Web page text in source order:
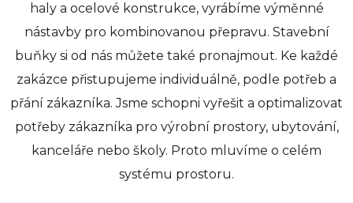
haly a ocelové konstrukce, vyrábíme výměnné
nástavby pro kombinovanou přepravu. Stavební
buňky si od nás můžete také pronajmout. Ke každé
zakázce přistupujeme individuálně, podle potřeb a
přání zákazníka. Jsme schopni vyřešit a optimalizovat
potřeby zákazníka pro výrobní prostory, ubytování,
kanceláře nebo školy. Proto mluvíme o celém
systému prostoru.